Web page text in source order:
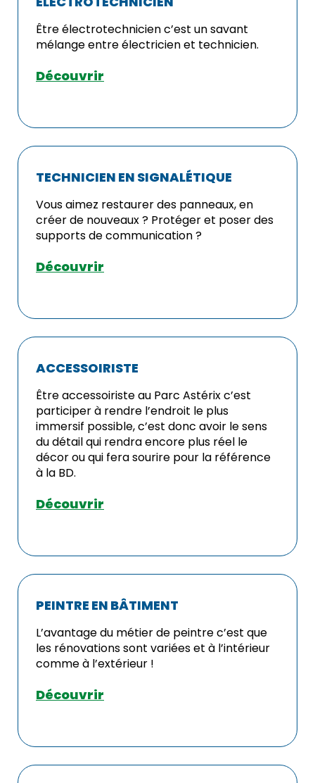
Être électrotechnicien c’est un savant
mélange entre électricien et technicien.
Découvrir
TECHNICIEN EN SIGNALÉTIQUE
Vous aimez restaurer des panneaux, en
créer de nouveaux ? Protéger et poser des
supports de communication ?
Découvrir
ACCESSOIRISTE
Être accessoiriste au Parc Astérix c’est
participer à rendre l’endroit le plus
immersif possible, c’est donc avoir le sens
du détail qui rendra encore plus réel le
décor ou qui fera sourire pour la référence
à la BD.
Découvrir
PEINTRE EN BÂTIMENT
L’avantage du métier de peintre c’est que
les rénovations sont variées et à l’intérieur
comme à l’extérieur !
Découvrir